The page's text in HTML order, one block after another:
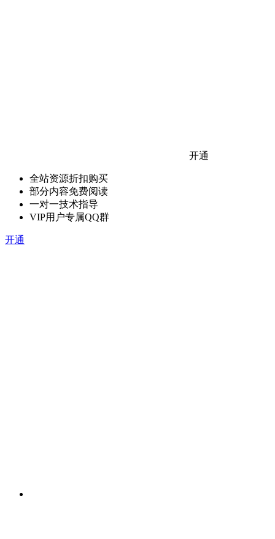
开通
全站资源折扣购买
部分内容免费阅读
一对一技术指导
VIP用户专属QQ群
开通